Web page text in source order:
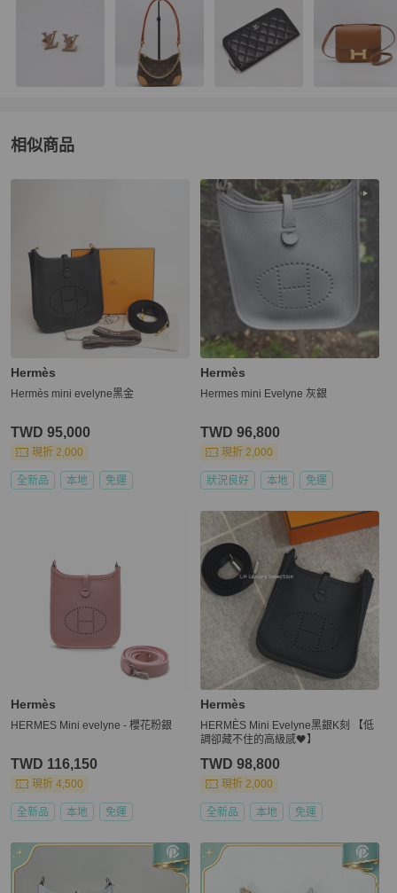
相似商品
更多相似
Hermès
Hermès mini evelyne黑金
TWD 95,000
現折 2,000
全新品 本地 免運
Hermès
Hermes mini Evelyne 灰銀
TWD 96,800
現折 2,000
狀況良好 本地 免運
Hermès
HERMES Mini evelyne - 櫻花粉銀
TWD 116,150
現折 4,500
全新品 本地 免運
Hermès
HERMÈS Mini Evelyne黑銀K刻 【低
調卻藏不住的高級感🖤】
TWD 98,800
現折 2,000
全新品 本地 免運